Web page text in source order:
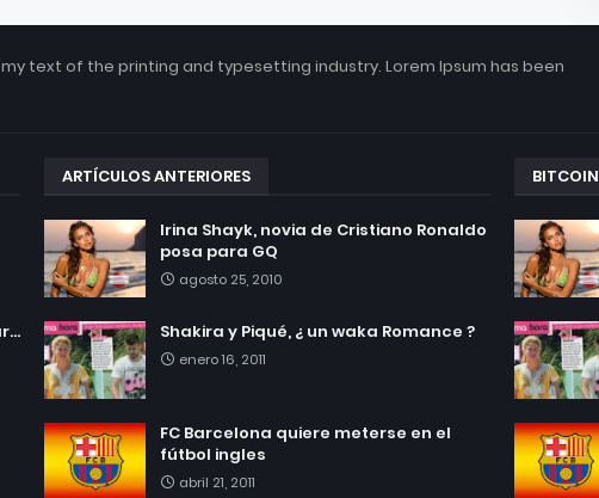
text of the printing and typesetting industry. Lorem Ipsum has been
ARTÍCULOS ANTERIORES
Irina Shayk, novia de Cristiano Ronaldo
posa para GQ
agosto 25, 2010
Shakira y Piqué, ¿ un waka Romance ?
enero 16, 2011
FC Barcelona quiere meterse en el
fútbol ingles
abril 21, 2011
BITCOIN